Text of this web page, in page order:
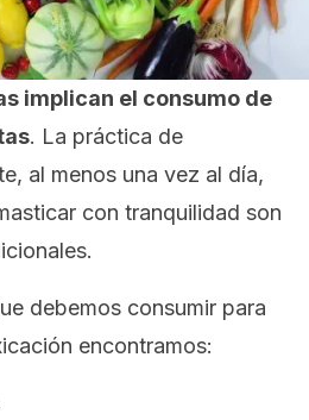
implican el consumo de
. La práctica de
al menos una vez al día,
con tranquilidad son
debemos consumir para
encontramos: